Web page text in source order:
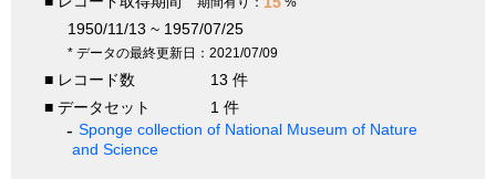
1950/11/13 ~ 1957/07/25
* データの最終更新日：2021/07/09
■ レコード数
13 件
■ データセット
1 件
Sponge collection of National Museum of Nature
and Science